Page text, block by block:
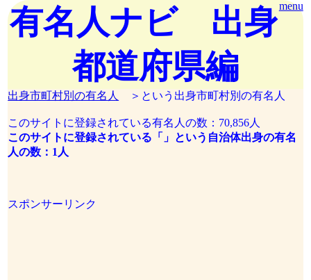
menu
有名人ナビ 出身
都道府県編
出身市町村別の有名人 ＞という出身市町村別の有名人
このサイトに登録されている有名人の数：70,856人
このサイトに登録されている「」という自治体出身の有名
人の数：1人
スポンサーリンク